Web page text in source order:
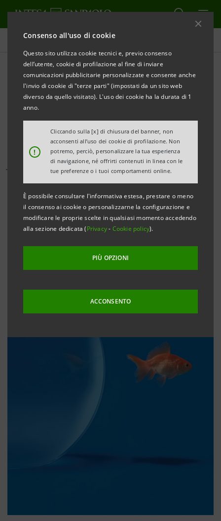
Consenso all'uso di cookie
Questo sito utilizza cookie tecnici e, previo consenso
dell’utente, cookie di profilazione al fine di inviare
comunicazioni pubblicitarie personalizzate e consente anche
l'invio di cookie di "terze parti" (impostati da un sito web
diverso da quello visitato). L'uso dei cookie ha la durata di 1
anno.
!
Cliccando sulla [x] di chiusura del banner, non
acconsenti all’uso dei cookie di profilazione. Non
potremo, perciò, personalizzare la tua esperienza
di navigazione, né offrirti contenuti in linea con le
tue preferenze o i tuoi comportamenti online.
È possibile consultare l'informativa estesa, prestare o meno
il consenso ai cookie o personalizzarne la configurazione e
modificare le proprie scelte in qualsiasi momento accedendo
alla sezione dedicata (Privacy- Cookie policy).
PIÙ OPZIONI
ACCONSENTO
Tutti i progetti
CULTURA
"Disegnare la complessità":
a Vicenza le illustrazioni di
Javier Jaén